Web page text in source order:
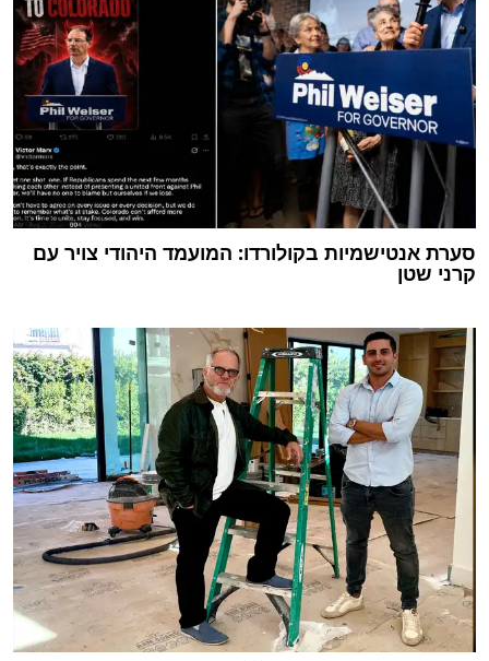
סערת אנטישמיות בקולורדו: המועמד היהודי צויר עם
קרני שטן